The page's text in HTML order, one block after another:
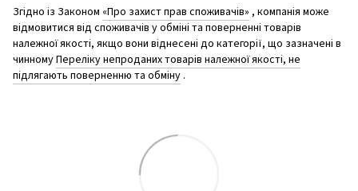
Згідно із Законом «Про захист прав споживачів» , компанія може
відмовитися від споживачів у обміні та поверненні товарів
належної якості, якщо вони віднесені до категорії, що зазначені в
чинномуПереліку непроданих товарів належної якості, не
підлягають поверненню та обміну .